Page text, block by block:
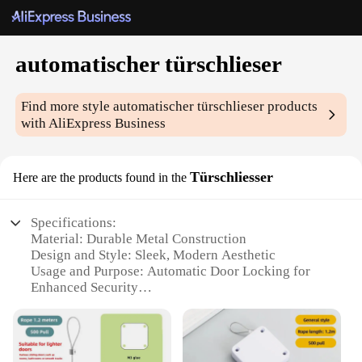
automatischer türschlieser
Find more styleautomatischer türschlieser products
with AliExpress Business
Here are the products found in the Türschliesser
Specifications:
Material: Durable Metal Construction
Design and Style: Sleek, Modern Aesthetic
Usage and Purpose: Automatic Door Locking for
Enhanced Security
Operation
Parts and Accessories: Includes Mounting Hardware
for Easy Installation